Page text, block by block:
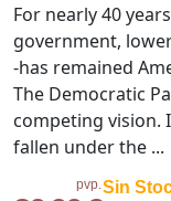
pvp.Sin
For nearly 40
government,
-has remained
The Democratic
competing vision.
fallen under the ...